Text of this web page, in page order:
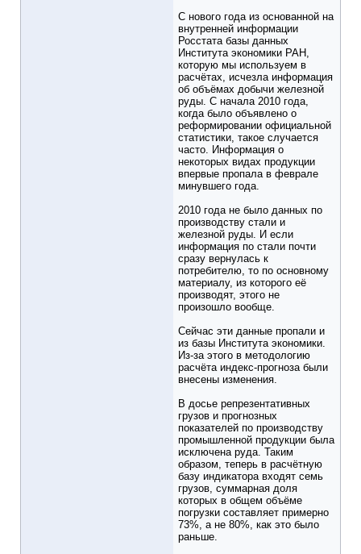
С нового года из основанной на
внутренней информации
Росстата базы данных
Института экономики РАН,
которую мы используем в
расчётах, исчезла информация
об объёмах добычи железной
руды. С начала 2010 года,
когда было объявлено о
реформировании официальной
статистики, такое случается
часто. Информация о
некоторых видах продукции
впервые пропала в феврале
минувшего года.
2010 года не было данных по
производству стали и
железной руды. И если
информация по стали почти
сразу вернулась к
потребителю, то по основному
материалу, из которого её
производят, этого не
произошло вообще.
Сейчас эти данные пропали и
из базы Института экономики.
Из-за этого в методологию
расчёта индекс-прогноза были
внесены изменения.
В досье репрезентативных
грузов и прогнозных
показателей по производству
промышленной продукции была
исключена руда. Таким
образом, теперь в расчётную
базу индикатора входят семь
грузов, суммарная доля
которых в общем объёме
погрузки составляет примерно
73%, а не 80%, как это было
раньше.